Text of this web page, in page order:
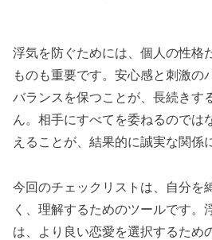
浮気を防ぐためには、個人の性格
ものも重要です。安心感と刺激の
バランスを保つことが、長続きす
ん。相手にすべてを委ねるのでは
えることが、結果的に誠実な関係
今回のチェックリストは、自分を
く、理解するためのツールです。
は、より良い恋愛を選択するため